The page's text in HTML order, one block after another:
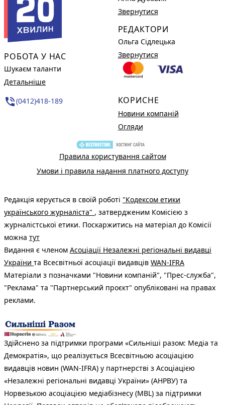
РОБОТА У НАС
Шукаєм таланти
Детальніше
phone_in_talk(0412)418-189
Звернутися
РЕДАКТОРИ
Ольга Сідлецька
Звернутися
КОРИСНЕ
Новини компаній
Огляди
Правила користування сайтом
Умови і правила надання платного доступу
Редакція керується в своїй роботі "Кодексом етики
українського журналіста" , затвердженим Комісією з
журналістської етики. Поскаржитись на матеріал до Комісії
можна тут
Видання є членом Асоціації Незалежні регіональні видавці
України та Всесвітньої асоціації видавців WAN-IFRA
Матеріали з позначками "Новини компаній", "Прес-служба",
"Реклама" та "Партнерський проєкт" опубліковані на правах
реклами.
Здійснено за підтримки програми «Сильніші разом: Медіа та
Демократія», що реалізується Всесвітньою асоціацією
видавців новин (WAN-IFRA) у партнерстві з Асоціацією
«Незалежні регіональні видавці України» (АНРВУ) та
Норвезькою асоціацією медіабізнесу (MBL) за підтримки